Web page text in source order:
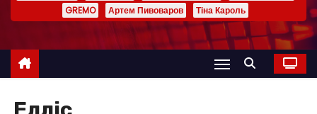
и
GREMO
Артем Пивоваров Тіна Кароль